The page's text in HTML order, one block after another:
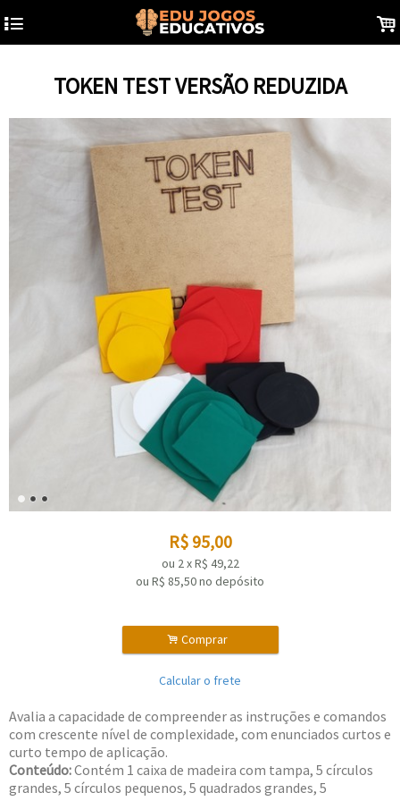
4 .
TOKEN TEST VERSÃO REDUZIDA
R$ 95,00
ou 2xR$ 49,22
ou R$ 85,50no depósito
. Comprar
Calcular o frete
Avalia a capacidade de compreender as instruções e comandos
com crescente nível de complexidade, com enunciados curtos e
curto tempo de aplicação.
Conteúdo:Contém 1 caixa de madeira com tampa, 5 círculos
grandes, 5 círculos pequenos, 5 quadrados grandes, 5